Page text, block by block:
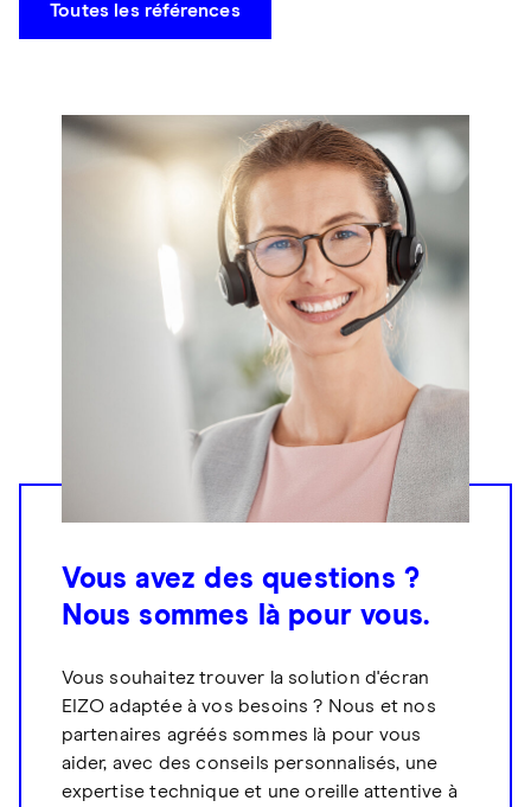
Toutes les références
Vous avez des questions ?
Nous sommes là pour vous.
Vous souhaitez trouver la solution d'écran
EIZO adaptée à vos besoins ? Nous et nos
partenaires agréés sommes là pour vous
aider, avec des conseils personnalisés, une
expertise technique et une oreille attentive à